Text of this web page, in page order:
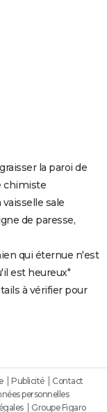
la paroi de
chimiste
sale
de paresse,
qui éternue n'est
est heureux"
à vérifier pour
Publicité
Contact
personnelles
Groupe Figaro